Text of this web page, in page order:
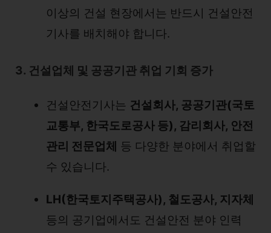
이상의 건설 현장에서는 반드시 건설안전
기사를 배치해야 합니다.
3. 건설업체 및 공공기관 취업 기회 증가
건설안전기사는 건설회사, 공공기관(국토
교통부, 한국도로공사 등), 감리회사, 안전
관리 전문업체 등 다양한 분야에서 취업할
수 있습니다.
LH(한국토지주택공사), 철도공사, 지자체
등의 공기업에서도 건설안전 분야 인력